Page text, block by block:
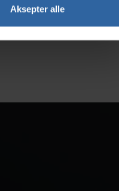
Aksepter alle